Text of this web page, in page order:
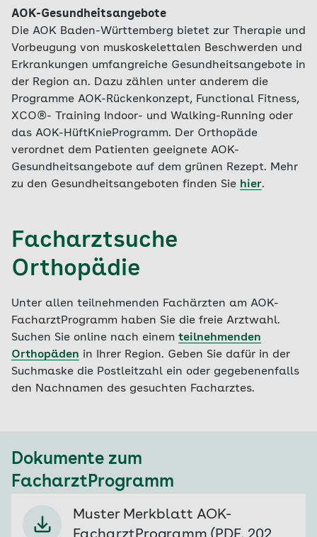
psychische und soziale Beanspruchungen in
Betracht gezogen, da Schmerzerkrankungen
auch Auswirkungen auf die seelische
Gesundheit oder zum Beispiel auf die
Teilnahmemöglichkeit an bestimmten
Aktivitäten nehmen können. Daher ist eine
gründliche Diagnosestellung und Zeit für die
individuelle ganzheitliche Information und
Beratung insbesondere wichtig
- zur Entstehung von Schmerzen
- zu einem behandlungsunterstützenden
nach den aktuellsten wissenschaftlichen
Erkenntnissen (medizinische Leitlinien), unter
anderem auch hilfreiche Tipps für den Alltag
sowie Beratung zu wirksamen
Gesundheitsangeboten vor Ort (Sportvereine,
AOK-Gesundheitsangebote über den AOK-
Präventionsberater wie AOK-RückenKonzept
oder AOK-Knie- und Hüfttraining) oder zur
Selbsthilfe wie die Rheuma-Liga.
Ihre individuelle Beratung durch den Arzt stellt
Ihr Orthopäde/Chirurg kann die nachfolgende
Patienteninformation für das Gespräch mit
Ihnen nutzen. Diese können Sie herunterladen, so
gezielt zu den einzelnen Bereichen Informationen
AOK-Gesundheitsangebote
Die AOK Baden-Württemberg bietet zur Therapie und
Vorbeugung von muskoskelettalen Beschwerden und
Erkrankungen umfangreiche Gesundheitsangebote in
der Region an. Dazu zählen unter anderem die
Programme AOK-Rückenkonzept, Functional Fitness,
XCO®- Training Indoor- und Walking-Running oder
das AOK-HüftKnieProgramm. Der Orthopäde
verordnet dem Patienten geeignete AOK-
Gesundheitsangebote auf dem grünen Rezept. Mehr
zu den Gesundheitsangeboten finden Sie hier.
Facharztsuche
Orthopädie
Unter allen teilnehmenden Fachärzten am AOK-
FacharztProgramm haben Sie die freie Arztwahl.
Suchen Sie online nach einem teilnehmenden
Orthopäden in Ihrer Region. Geben Sie dafür in der
Suchmaske die Postleitzahl ein oder gegebenenfalls
den Nachnamen des gesuchten Facharztes.
Dokumente zum
FacharztProgramm
Muster Merkblatt AOK-